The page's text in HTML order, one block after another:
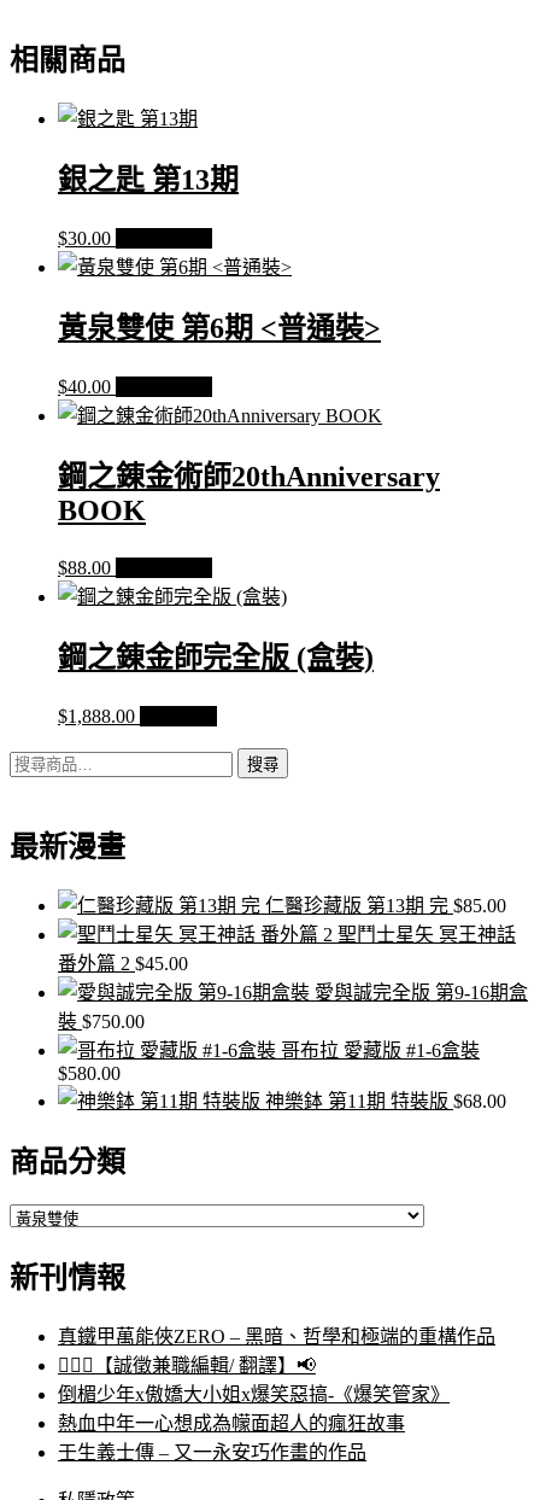
相關商品
銀之匙 第13期
$30.00
黃泉雙使 第6期 <普通裝>
$40.00
鋼之錬金術師20thAnniversary
BOOK
$88.00
鋼之錬金師完全版 (盒裝)
$1,888.00
搜
鍵
搜尋
最新漫畫
仁醫珍藏版 第13期 完 $85.00
聖鬥士星矢 冥王神話
番外篇 2 $45.00
愛與誠完全版 第9-16期盒
裝 $750.00
哥布拉 愛藏版 #1-6盒裝
$580.00
神樂鉢 第11期 特裝版 $68.00
商品分類
新刊情報
真鐵甲萬能俠ZERO – 黑暗、哲學和極端的重構作品
🙋🏻‍♀️【誠徵兼職編輯/ 翻譯】📢
倒楣少年x傲嬌大小姐x爆笑惡搞-《爆笑管家》
熱血中年一心想成為幪面超人的瘋狂故事
壬生義士傳 – 又一永安巧作畫的作品